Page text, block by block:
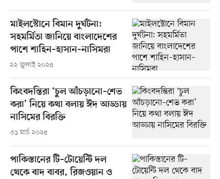
মাইলস্টোনে বিমান দুর্ঘটনা:
সহমর্মিতা জানিয়ে বাংলাদেশের
পাশে শাহিন–হাসান–নাসিমরা
২২ জুলাই ২০২৫
কিংবদন্তিরা ‘চুল আঁচড়ানো–শেভ
করা’ নিয়ে কথা বলায় ঈদ আড্ডায়
নাসিমের বিরক্তি
৩১ মার্চ ২০২৫
পাকিস্তানের টি–টোয়েন্টি দল
থেকে বাদ বাবর, রিজওয়ান ও